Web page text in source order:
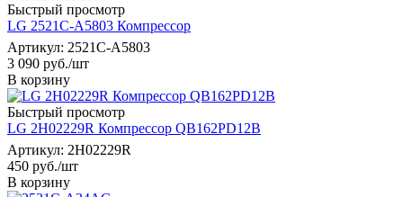
Быстрый просмотр
LG 2521C-A5803 Компрессор
Артикул: 2521C-A5803
3 090 руб./шт
В корзину
Быстрый просмотр
LG 2H02229R Компрессор QB162PD12B
Артикул: 2H02229R
450 руб./шт
В корзину